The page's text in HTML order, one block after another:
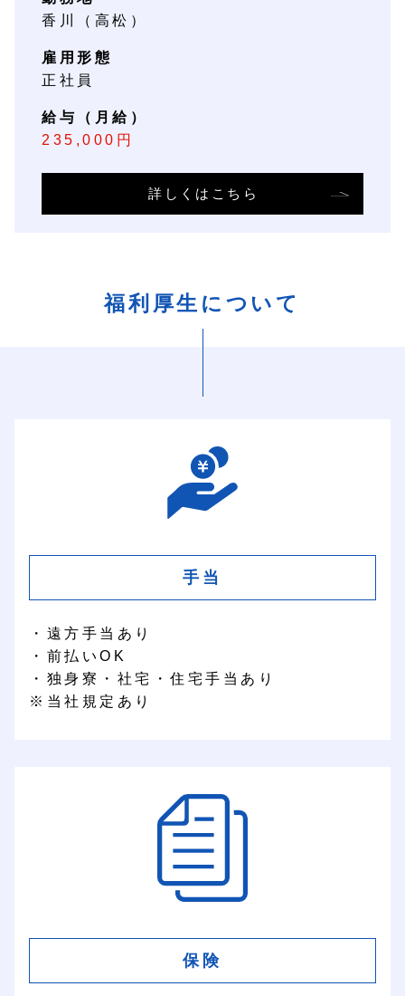
香川（高松）
雇用形態
正社員
給与（月給）
235,000円
詳しくはこちら
福利厚生について
手当
・遠方手当あり
・前払いOK
・独身寮・社宅・住宅手当あり
※当社規定あり
保険